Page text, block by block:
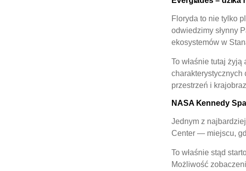
Floryda to nie tylko
odwiedzimy słynny
ekosystemów w
To właśnie tutaj
charakterystycznych
przestrzeń i
NASA Kennedy
Jednym z
Center — miejscu,
To właśnie stąd
Możliwość